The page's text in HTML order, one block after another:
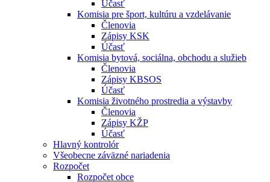
Účasť
Komisia pre šport, kultúru a vzdelávanie
Členovia
Zápisy KSK
Účasť
Komisia bytová, sociálna, obchodu a služieb
Členovia
Zápisy KBSOS
Účasť
Komisia životného prostredia a výstavby
Členovia
Zápisy KŽP
Účasť
Hlavný kontrolór
Všeobecne záväzné nariadenia
Rozpočet
Rozpočet obce